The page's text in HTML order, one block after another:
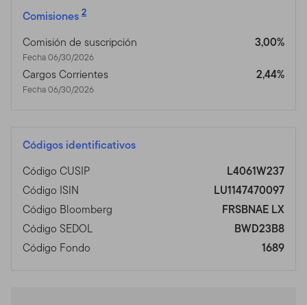
Comisiones 2
Comisión de suscripción
Fecha 06/30/2026
3,00%
Cargos Corrientes
Fecha 06/30/2026
2,44%
Códigos identificativos
Código CUSIP
L4061W237
Código ISIN
LU1147470097
Código Bloomberg
FRSBNAE LX
Código SEDOL
BWD23B8
Código Fondo
1689